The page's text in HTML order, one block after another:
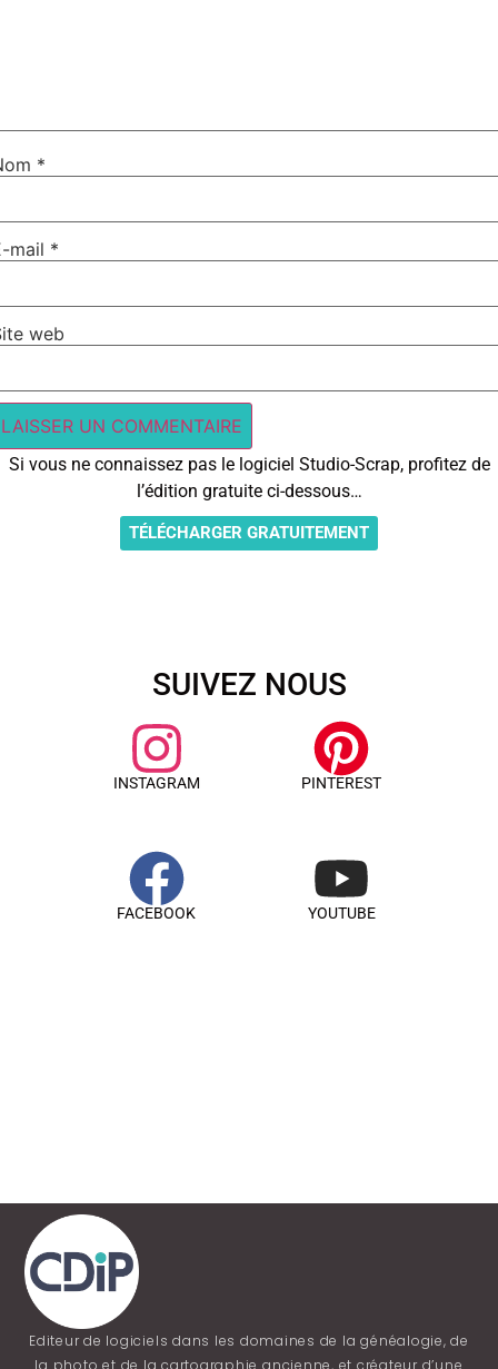
*
mail *
web
Si vous ne connaissez pas le logiciel Studio-Scrap, profitez de
l’édition gratuite ci-dessous…
TÉLÉCHARGER GRATUITEMENT
SUIVEZ NOUS
INSTAGRAM
FACEBOOK
PINTEREST
YOUTUBE
Editeur de logiciels dans les domaines de la généalogie, de
la photo et de la cartographie ancienne, et créateur d’une